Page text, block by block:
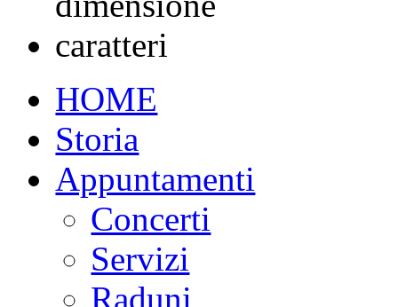
HOME
Storia
Appuntamenti
Concerti
Servizi
Raduni